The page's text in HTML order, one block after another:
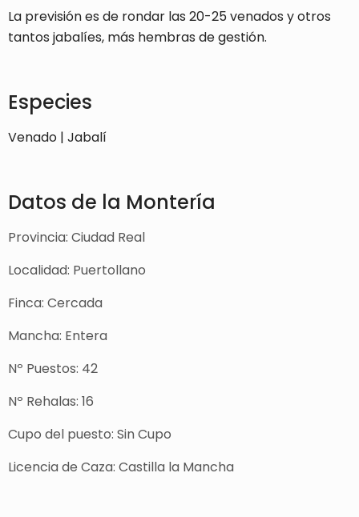
La previsión es de rondar las 20-25 venados y otros
tantos jabalíes, más hembras de gestión.
Especies
Venado | Jabalí
Datos de la Montería
Provincia: Ciudad Real
Localidad: Puertollano
Finca: Cercada
Mancha: Entera
Nº Puestos: 42
Nº Rehalas: 16
Cupo del puesto: Sin Cupo
Licencia de Caza: Castilla la Mancha